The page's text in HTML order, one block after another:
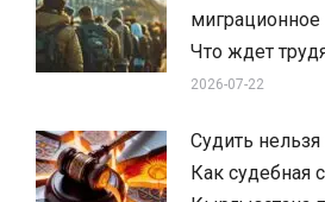
миграционное
Что ждет
2026-07-22
Судить
Как судебная